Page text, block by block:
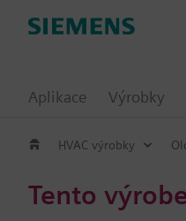
Aplikace Výrobky
HVAC výrobky
Tento